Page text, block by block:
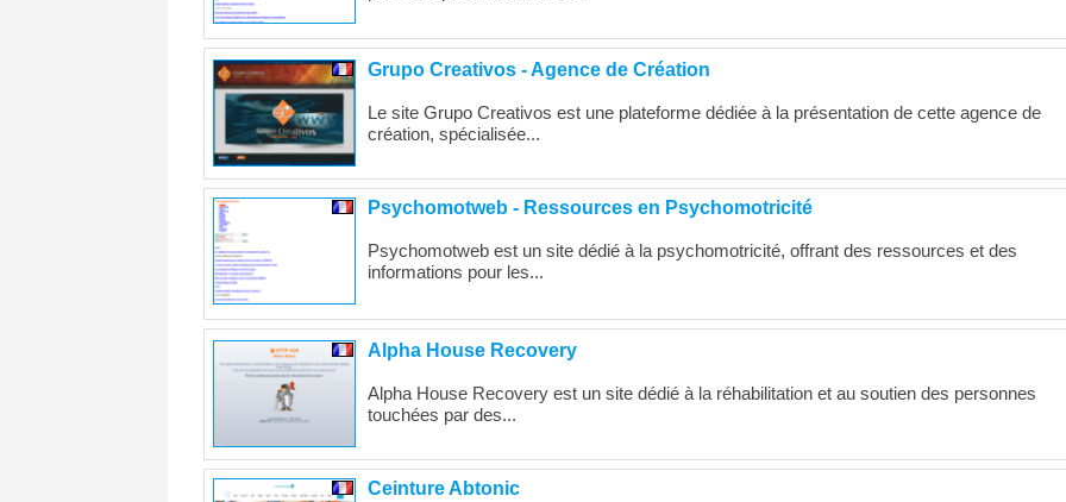
Grupo Creativos - Agence de Création
Le site Grupo Creativos est une plateforme dédiée à la présentation de cette agence de
création, spécialisée...
Psychomotweb - Ressources en Psychomotricité
Psychomotweb est un site dédié à la psychomotricité, offrant des ressources et des
informations pour les...
Alpha House Recovery
Alpha House Recovery est un site dédié à la réhabilitation et au soutien des personnes
touchées par des...
Ceinture Abtonic